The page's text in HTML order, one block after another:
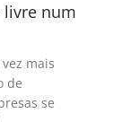
livre num
mais
de
se